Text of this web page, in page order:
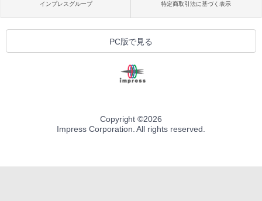
インプレスグループ 特定商取引法に基づく表示
PC版で見る
Copyright ©2026
Impress Corporation. All rights reserved.